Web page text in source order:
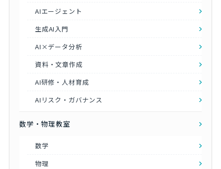
AIエージェント
生成AI入門
AI×データ分析
資料・文章作成
AI研修・人材育成
AIリスク・ガバナンス
数学・物理教室
数学
物理